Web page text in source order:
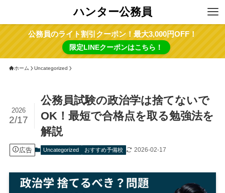
ハンター公務員
公務員のライト割引クーポン！最大3,000円OFF！
限定LINEクーポンはこちら！
ホーム Uncategorized
公務員試験の政治学は捨てないで
OK！最短で合格点を取る勉強法を
解説
2026
2/17
広告 Uncategorized おすすめ予備校 2026-02-17